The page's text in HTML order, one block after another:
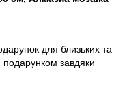
для близьких та
подарунком завдяки